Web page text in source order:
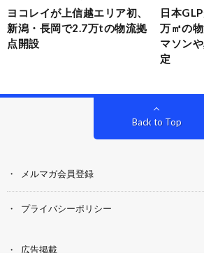
ヨコレイが上信越エリア初、
新潟・長岡で2.7万tの物流拠
点開設
日本
万㎡の
マソン
定
Back to Top
メルマガ会員登録
プライバシーポリシー
広告掲載